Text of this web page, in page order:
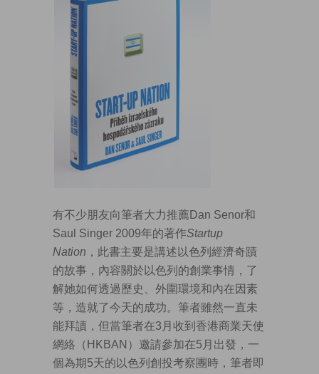
有不少朋友向筆者大力推薦Dan Senor和
Saul Singer 2009年的著作Startup
Nation ，此書主要是講述以色列經濟奇蹟
的故事，內容關於以色列的創業事情，了
解她如何透過歷史、外圍環境和內在因素
等，造就了今天的成功。筆者雖然一直未
能拜讀，但當筆者在3月收到香港商業天使
網絡（HKBAN）邀請參加在5月出發，一
個為期5天的以色列創投考察團時，筆者即